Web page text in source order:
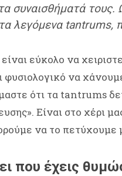
τα συναισθήματά
λεγόμενα tantrums,
εύκολο να
φυσιολογικό να
ότι τα tantrums
Είναι στο χέρι
να το πετύχουμε
που έχεις